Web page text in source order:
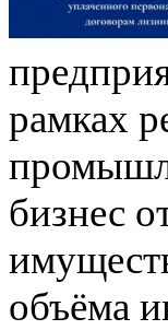
рамках
бизнес
объёма